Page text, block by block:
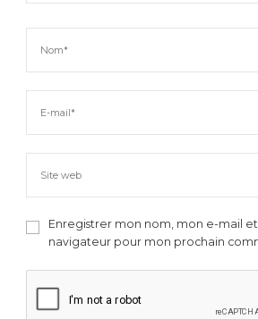
Enregistrer mon nom, mon e-mail
navigateur pour mon prochain